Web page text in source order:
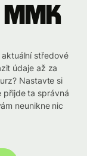
aktuální středové
údaje až za
Nastavte si
přijde ta správná
neunikne nic